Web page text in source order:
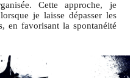
Cette approche, je
je laisse dépasser les
en favorisant la spontanéité